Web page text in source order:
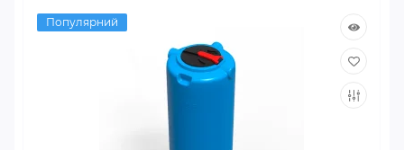
Популярний